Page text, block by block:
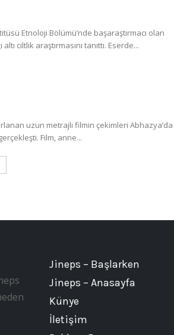
Etnoloji Bölümü’nde başaraştırmacı olan
ciltlik araştırmasını tanıttı. Eserde...
uzun metrajlı filmin çekimleri Abhazya’da
Film, anne...
Jineps – Başlarken
Jineps – Anasayfa
Künye
İletişim